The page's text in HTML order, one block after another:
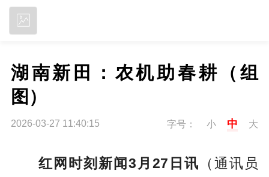
湖南新田：农机助春耕（组
图）
2026-03-27 11:40:15 字号： 小 中 大
红网时刻新闻3月27日讯 （通讯员